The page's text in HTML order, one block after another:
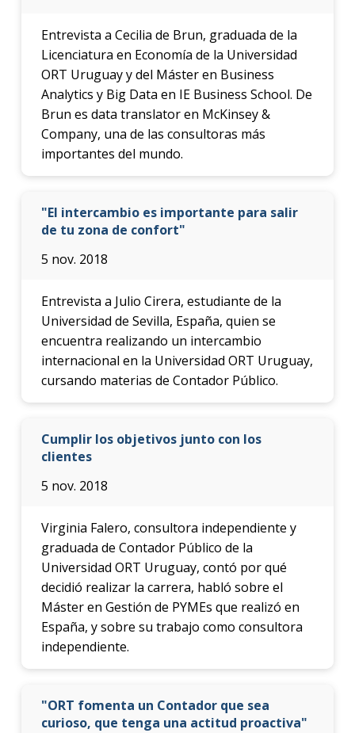
Entrevista a Cecilia de Brun, graduada de la
Licenciatura en Economía de la Universidad
ORT Uruguay y del Máster en Business
Analytics y Big Data en IE Business School. De
Brun es data translator en McKinsey &
Company, una de las consultoras más
importantes del mundo.
"El intercambio es importante para salir
de tu zona de confort"
5 nov. 2018
Entrevista a Julio Cirera, estudiante de la
Universidad de Sevilla, España, quien se
encuentra realizando un intercambio
internacional en la Universidad ORT Uruguay,
cursando materias de Contador Público.
Cumplir los objetivos junto con los
clientes
5 nov. 2018
Virginia Falero, consultora independiente y
graduada de Contador Público de la
Universidad ORT Uruguay, contó por qué
decidió realizar la carrera, habló sobre el
Máster en Gestión de PYMEs que realizó en
España, y sobre su trabajo como consultora
independiente.
"ORT fomenta un Contador que sea
curioso, que tenga una actitud proactiva"